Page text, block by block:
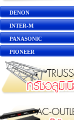
DENON
INTER-M
PANASONIC
PIONEER